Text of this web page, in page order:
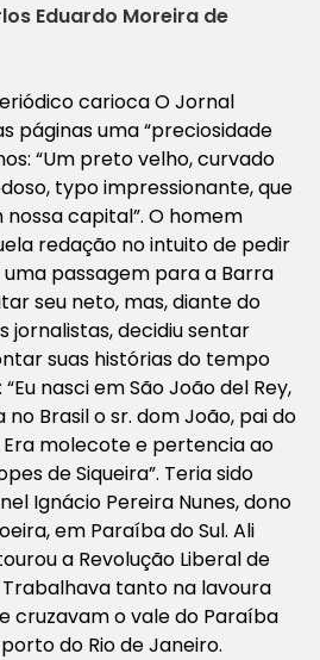
Eduardo Moreira de
carioca O Jornal
páginas uma “preciosidade
“Um preto velho, curvado
typo impressionante, que
capital”. O homem
redação no intuito de pedir
passagem para a Barra
seu neto, mas, diante do
jornalistas, decidiu sentar
suas histórias do tempo
nasci em São João del Rey,
Brasil o sr. dom João, pai do
molecote e pertencia ao
de Siqueira”. Teria sido
Ignácio Pereira Nunes, dono
em Paraíba do Sul. Ali
a Revolução Liberal de
tanto na lavoura
cruzavam o vale do Paraíba
do Rio de Janeiro.